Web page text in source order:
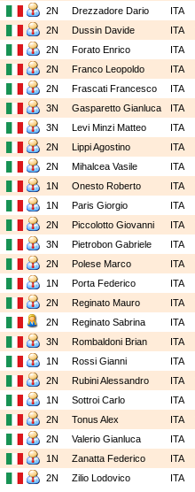
2N
Drezzadore Dario ITA
2N
Dussin Davide ITA
2N
Forato Enrico ITA
2N
Franco Leopoldo ITA
2N
Frascati Francesco ITA
3N
Gasparetto Gianluca ITA
3N
Levi Minzi Matteo ITA
2N
Lippi Agostino ITA
2N
Mihalcea Vasile ITA
1N
Onesto Roberto ITA
1N
Paris Giorgio ITA
2N
Piccolotto Giovanni ITA
3N
Pietrobon Gabriele ITA
2N
Polese Marco ITA
1N
Porta Federico ITA
2N
Reginato Mauro ITA
2N
Reginato Sabrina ITA
3N
Rombaldoni Brian ITA
1N
Rossi Gianni ITA
2N
Rubini Alessandro ITA
1N
Sottroi Carlo ITA
2N
Tonus Alex ITA
2N
Valerio Gianluca ITA
1N
Zanatta Federico ITA
2N
Zilio Lodovico ITA